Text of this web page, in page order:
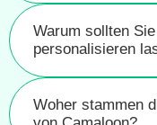
Warum sollten
personalisieren
Woher stammen